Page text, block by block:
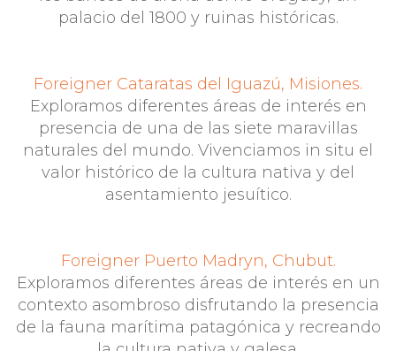
palacio del 1800 y ruinas históricas.
Foreigner Cataratas del Iguazú, Misiones.
Exploramos diferentes áreas de interés en
presencia de una de las siete maravillas
naturales del mundo. Vivenciamos in situ el
valor histórico de la cultura nativa y del
asentamiento jesuítico.
Foreigner Puerto Madryn, Chubut.
Exploramos diferentes áreas de interés en un
contexto asombroso disfrutando la presencia
de la fauna marítima patagónica y recreando